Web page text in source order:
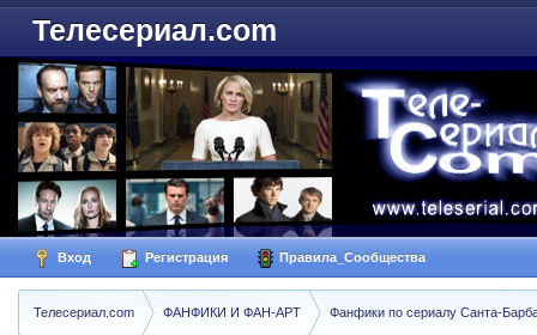
Телесериал.com
Вход Регистрация Правила_Сообщества
Телесериал.com ФАНФИКИ И ФАН-АРТ Фанфики по сериалу Санта-